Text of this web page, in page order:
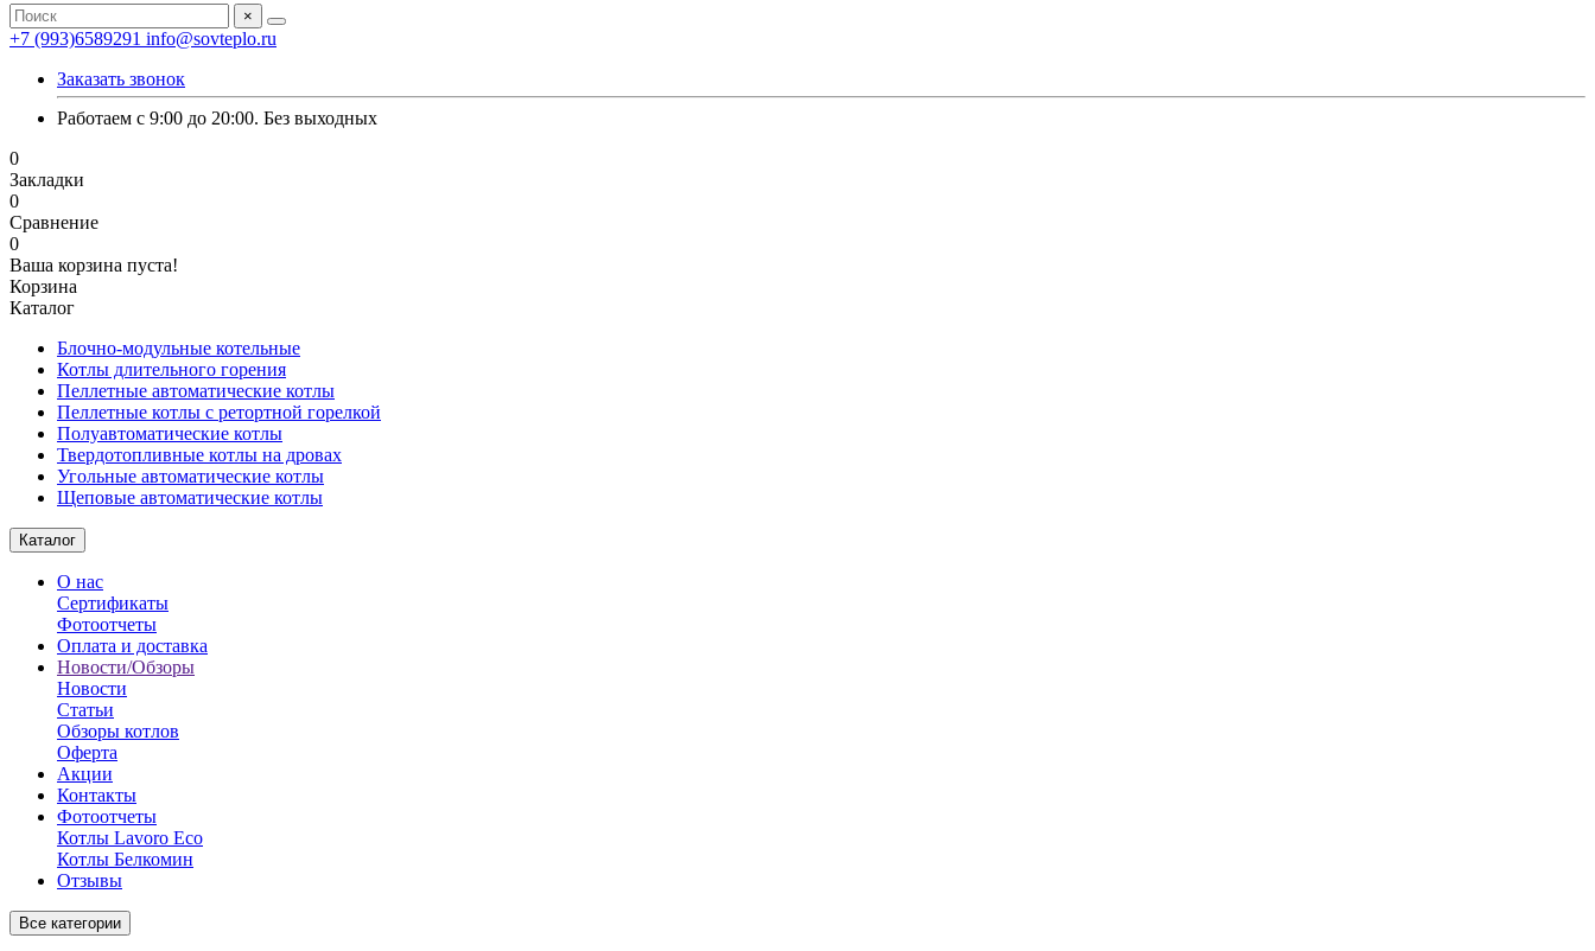
×
+7 (993)6589291 info@sovteplo.ru
Заказать звонок
Работаем с 9:00 до 20:00. Без выходных
0
Закладки
0
Сравнение
0
Ваша корзина пуста!
Корзина
Каталог
Блочно-модульные котельные
Котлы длительного горения
Пеллетные автоматические котлы
Пеллетные котлы с ретортной горелкой
Полуавтоматические котлы
Твердотопливные котлы на дровах
Угольные автоматические котлы
Щеповые автоматические котлы
Каталог
О нас
Сертификаты
Фотоотчеты
Оплата и доставка
Новости/Обзоры
Новости
Статьи
Обзоры котлов
Оферта
Акции
Контакты
Фотоотчеты
Котлы Lavoro Eco
Котлы Белкомин
Отзывы
Все категории